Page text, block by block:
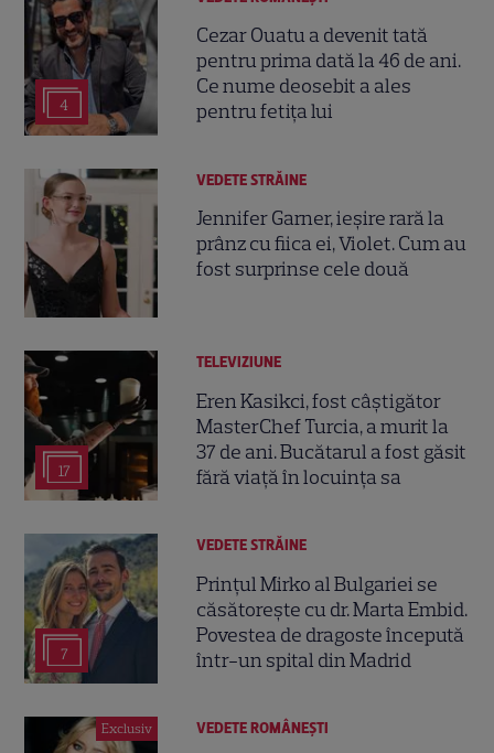
4
Cezar Ouatu a devenit tată
pentru prima dată la 46 de ani.
Ce nume deosebit a ales
pentru fetița lui
VEDETE STRĂINE
Jennifer Garner, ieșire rară la
prânz cu fiica ei, Violet. Cum au
fost surprinse cele două
17
TELEVIZIUNE
Eren Kasikci, fost câștigător
MasterChef Turcia, a murit la
37 de ani. Bucătarul a fost găsit
fără viață în locuința sa
7
VEDETE STRĂINE
Prințul Mirko al Bulgariei se
căsătorește cu dr. Marta Embid.
Povestea de dragoste începută
într-un spital din Madrid
Exclusiv VEDETE ROMÂNEŞTI